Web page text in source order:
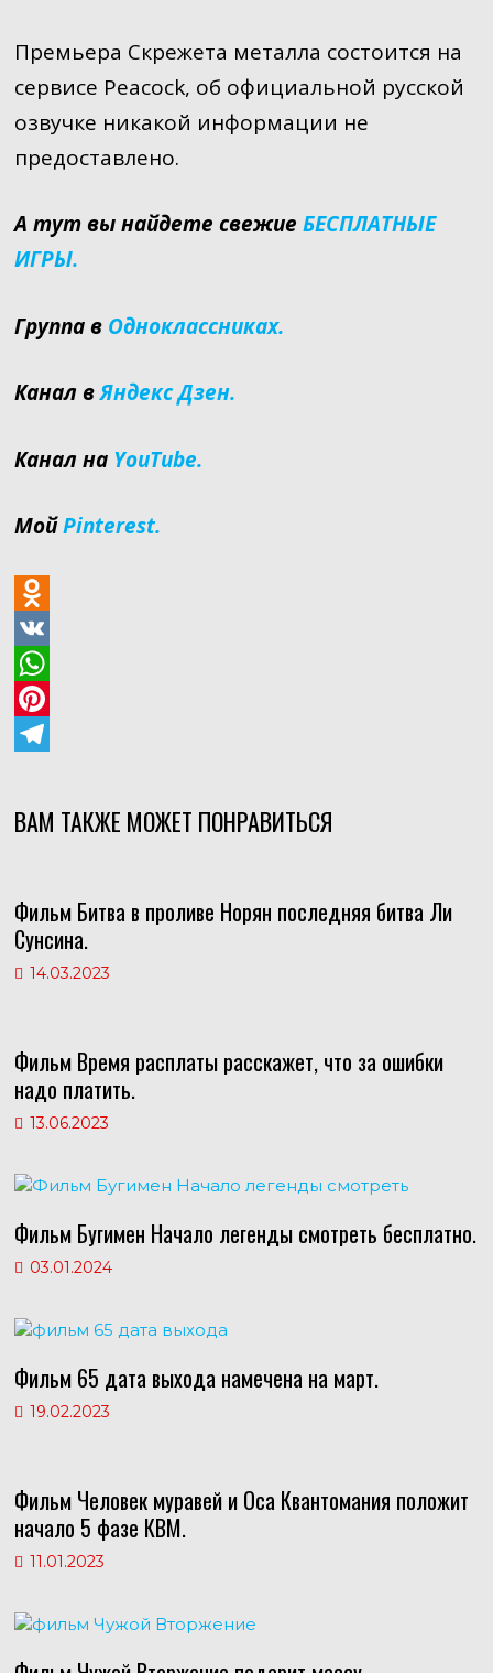
Премьера Скрежета металла состоится на
сервисе Peacock, об официальной русской
озвучке никакой информации не
предоставлено.
А тут вы найдете свежие БЕСПЛАТНЫЕ
ИГРЫ.
Группа в Одноклассниках.
Канал вЯндекс Дзен.
Канал на YouTube.
МойPinterest.
O
d
n
o
a
s
n
i
i
V
K
W
h
s
p
p
P
t
r
e
s
l
g
r
a
ВАМ ТАКЖЕ МОЖЕТ ПОНРАВИТЬСЯ
Фильм Битва в проливе Норян последняя битва Ли
Сунсина.
14.03.2023
Фильм Время расплаты расскажет, что за ошибки
надо платить.
13.06.2023
Фильм Бугимен Начало легенды смотреть бесплатно.
03.01.2024
Фильм 65 дата выхода намечена на март.
19.02.2023
Фильм Человек муравей и Оса Квантомания положит
начало 5 фазе КВМ.
11.01.2023